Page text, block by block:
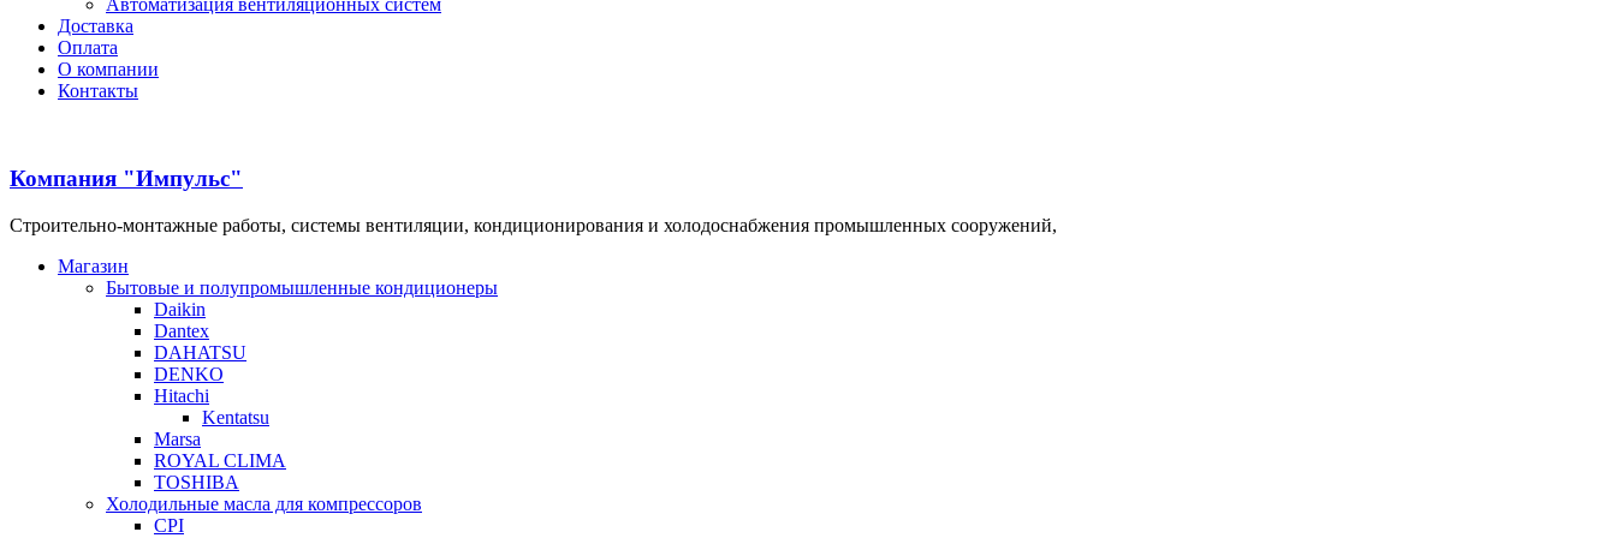
Автоматизация вентиляционных систем
Доставка
Оплата
О компании
Контакты
Компания "Импульс"
Строительно-монтажные работы, системы вентиляции, кондиционирования и холодоснабжения промышленных сооружений,
Магазин
Бытовые и полупромышленные кондиционеры
Daikin
Dantex
DAHATSU
DENKO
Hitachi
Kentatsu
Marsa
ROYAL CLIMA
TOSHIBA
Холодильные масла для компрессоров
CPI